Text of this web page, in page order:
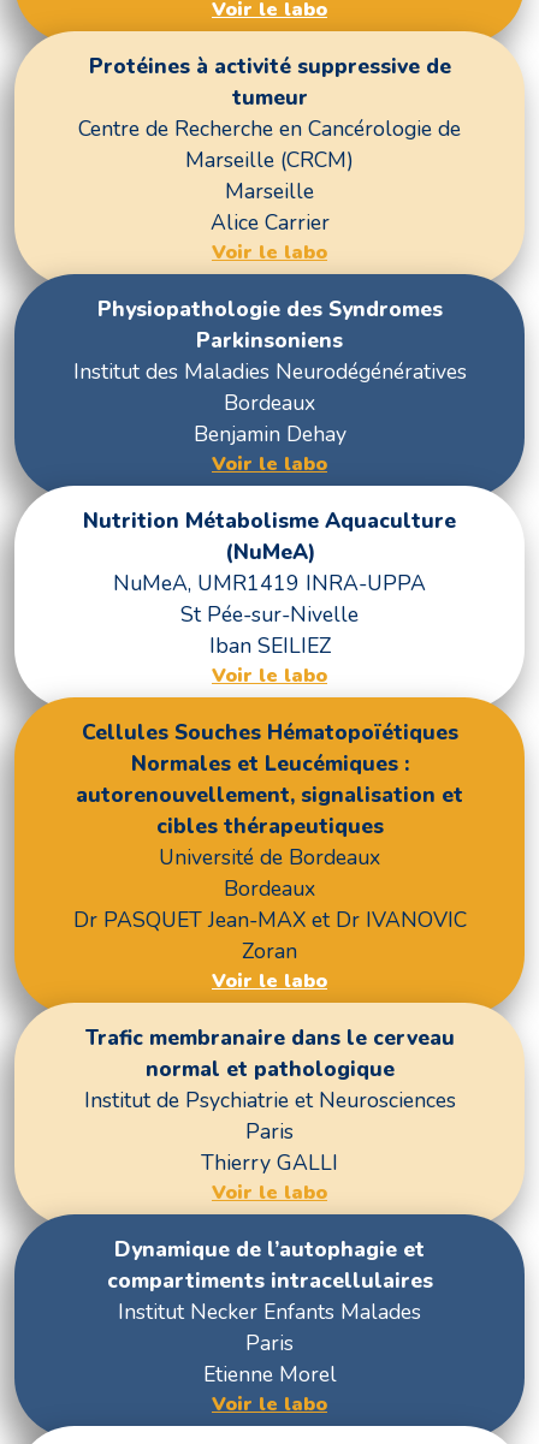
Voir le labo
Protéines à activité suppressive de
tumeur
Centre de Recherche en Cancérologie de
Marseille (CRCM)
Marseille
Alice Carrier
Voir le labo
Physiopathologie des Syndromes
Parkinsoniens
Institut des Maladies Neurodégénératives
Bordeaux
Benjamin Dehay
Voir le labo
Nutrition Métabolisme Aquaculture
(NuMeA)
NuMeA, UMR1419 INRA-UPPA
St Pée-sur-Nivelle
Iban SEILIEZ
Voir le labo
Cellules Souches Hématopoïétiques
Normales et Leucémiques :
autorenouvellement, signalisation et
cibles thérapeutiques
Université de Bordeaux
Bordeaux
Dr PASQUET Jean-MAX et Dr IVANOVIC
Zoran
Voir le labo
Trafic membranaire dans le cerveau
normal et pathologique
Institut de Psychiatrie et Neurosciences
Paris
Thierry GALLI
Voir le labo
Dynamique de l’autophagie et
compartiments intracellulaires
Institut Necker Enfants Malades
Paris
Etienne Morel
Voir le labo